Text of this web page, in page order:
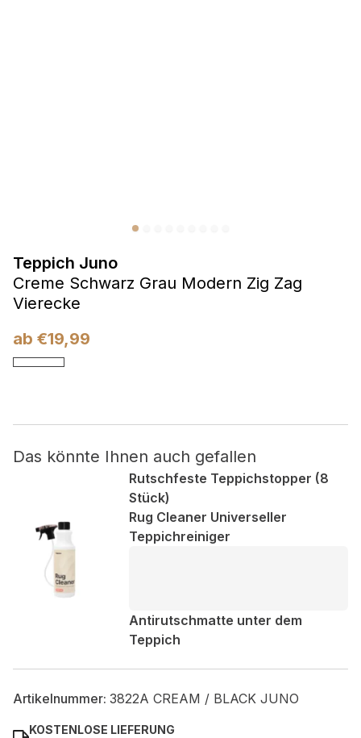
Teppich Juno
Creme Schwarz Grau Modern Zig Zag
Vierecke
ab €19,99
Das könnte Ihnen auch gefallen
Rutschfeste Teppichstopper (8
Stück)
Rug Cleaner Universeller
Teppichreiniger
Antirutschmatte unter dem
Teppich
Artikelnummer: 3822A CREAM / BLACK JUNO
KOSTENLOSE LIEFERUNG
Marketing
Marketing-Cookies werden verwendet, um Benutzer über
Websites hinweg zu verfolgen. Das Ziel ist es, Anzeigen
ansprechend sind und somit wertvoller für Herausgeber und
Werbetreibende Dritter sind.
analysiert werden und noch keiner Kategorie zugeordnet
Alle ablehnen